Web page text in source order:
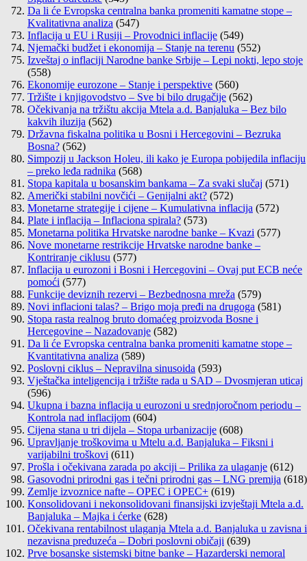
Da li će Evropska centralna banka promeniti kamatne stope –
Kvalitativna analiza (547)
Inflacija u EU i Rusiji – Provodnici inflacije (549)
Njemački budžet i ekonomija – Stanje na terenu (552)
Izveštaj o inflaciji Narodne banke Srbije – Lepi nokti, lepo stoje
(558)
Ekonomije eurozone – Stanje i perspektive (560)
Tržište i knjigovodstvo – Sve bi bilo drugačije (562)
Očekivanja na tržištu akcija Mtela a.d. Banjaluka – Bez bilo
kakvih iluzija (562)
Državna fiskalna politika u Bosni i Hercegovini – Bezruka
Bosna? (562)
Simpozij u Jackson Holeu, ili kako je Europa pobijedila inflaciju
– preko leđa radnika (568)
Stopa kapitala u bosanskim bankama – Za svaki slučaj (571)
Američki stabilni novčići – Genijalni akt? (572)
Monetarne strategije i cijene – Kumulativna inflacija (572)
Plate i inflacija – Inflaciona spirala? (573)
Monetarna politika Hrvatske narodne banke – Kvazi (577)
Nove monetarne restrikcije Hrvatske narodne banke –
Kontriranje ciklusu (577)
Inflacija u eurozoni i Bosni i Hercegovini – Ovaj put ECB neće
pomoći (577)
Funkcije deviznih rezervi – Bezbednosna mreža (579)
Novi inflacioni talas? – Brigo moja pređi na drugoga (581)
Stopa rasta realnog bruto domaćeg proizvoda Bosne i
Hercegovine – Nazadovanje (582)
Da li će Evropska centralna banka promeniti kamatne stope –
Kvantitativna analiza (589)
Poslovni ciklus – Nepravilna sinusoida (593)
Vještačka inteligencija i tržište rada u SAD – Dvosmjeran uticaj
(596)
Ukupna i bazna inflacija u eurozoni u srednjoročnom periodu –
Kontrola nad inflacijom (604)
Cijena stana u tri dijela – Stopa urbanizacije (608)
Upravljanje troškovima u Mtelu a.d. Banjaluka – Fiksni i
varijabilni troškovi (611)
Prošla i očekivana zarada po akciji – Prilika za ulaganje (612)
Gasovodni prirodni gas i tečni prirodni gas – LNG premija (618)
Zemlje izvoznice nafte – OPEC i OPEC+ (619)
Konsolidovani i nekonsolidovani finansijski izvještaji Mtela a.d.
Banjaluka – Majka i ćerke (628)
Očekivana rentabilnost ulaganja Mtela a.d. Banjaluka u zavisna i
nezavisna preduzeća – Dobri poslovni običaji (639)
Prve bosanske sistemski bitne banke – Hazarderski nemoral